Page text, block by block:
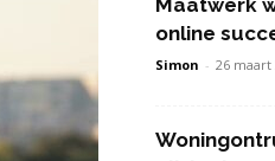
Maatwerk
online
Simon - 26 maart